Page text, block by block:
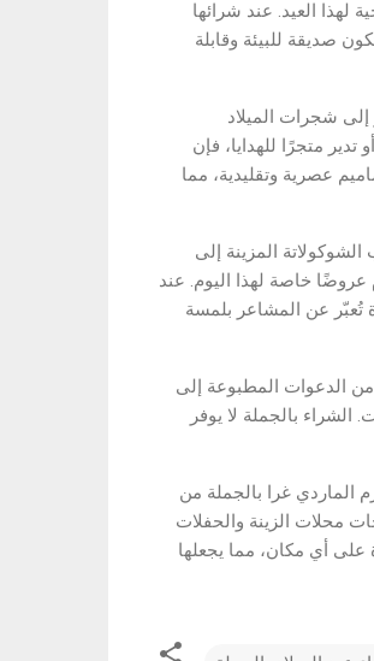
لهذا العيد. عند شرائها
صديقة للبيئة وقابلة
إلى شجرات الميلاد
متجرًا للهدايا، فإن
عصرية وتقليدية، مما
المزينة إلى
عروضًا خاصة لهذا اليوم. عند
الجودة تُعبّر عن المشاعر بلمسة
الدعوات المطبوعة إلى
بالجملة لا يوفر
الماردي غرا بالجملة من
محلات الزينة والحفلات
على أي مكان، مما يجعلها